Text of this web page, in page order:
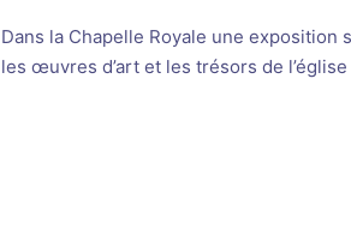
Dans la Chapelle Royale une exposition
les œuvres d’art et les trésors de